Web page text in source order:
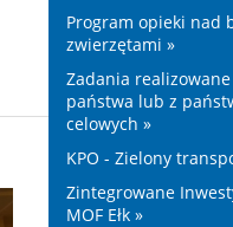
Program opieki nad
zwierzętami »
Zadania
państwa lub z
celowych »
KPO - Zielony
Zintegrowane
MOF Ełk »